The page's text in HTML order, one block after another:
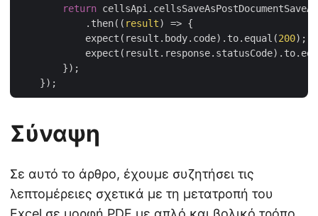
return
            .then(
( result) => {
            expect(result.body.code).to.equal(
200);
        });
Σύναψη
Σε αυτό το άρθρο, έχουμε συζητήσει τις
λεπτομέρειες σχετικά με τη μετατροπή του